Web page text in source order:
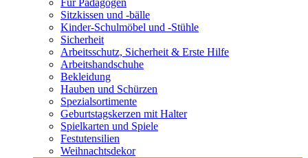
Für Pädagogen
Sitzkissen und -bälle
Kinder-Schulmöbel und -Stühle
Sicherheit
Arbeitsschutz, Sicherheit & Erste Hilfe
Arbeitshandschuhe
Bekleidung
Hauben und Schürzen
Spezialsortimente
Geburtstagskerzen mit Halter
Spielkarten und Spiele
Festutensilien
Weihnachtsdekor